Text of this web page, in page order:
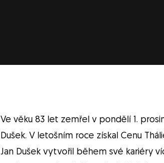
Ve věku 83 let zemřel v pondělí 1.
Dušek. V letošním roce získal Cenu
Jan Dušek vytvořil během své kariéry